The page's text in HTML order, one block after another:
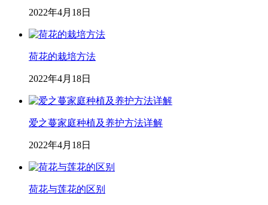
2022年4月18日
荷花的栽培方法
2022年4月18日
爱之蔓家庭种植及养护方法详解
2022年4月18日
荷花与莲花的区别